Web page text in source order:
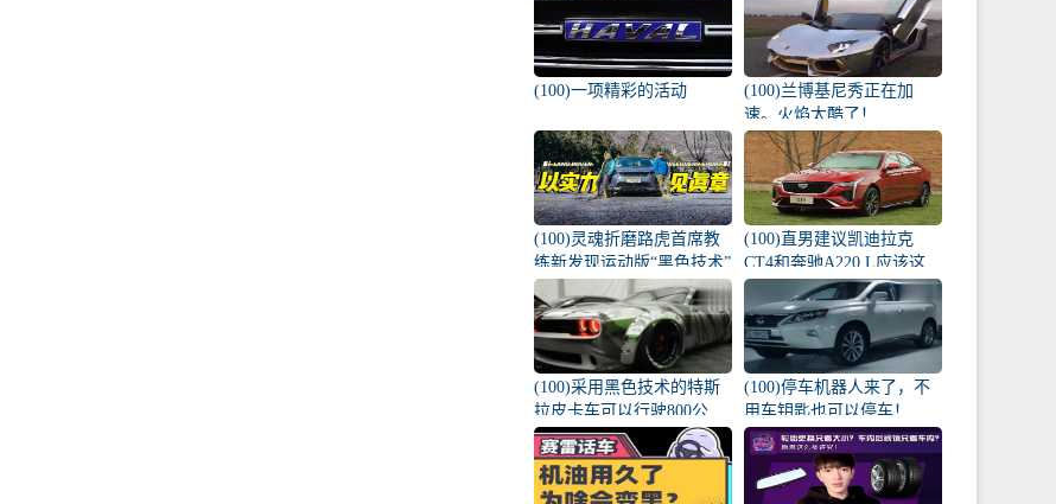
(100)一项精彩的活动
(100)兰博基尼秀正在加
速。火焰太酷了！
(100)灵魂折磨路虎首席教
练新发现运动版“黑色技术”
牛？
(100)直男建议凯迪拉克
CT4和奔驰A220 L应该这
样选择！
(100)采用黑色技术的特斯
拉皮卡车可以行驶800公
里！
(100)停车机器人来了，不
用车钥匙也可以停车！